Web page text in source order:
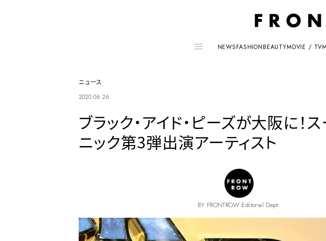
NEWSFASHIONBEAUTYMOVIE / TV
ニュース
2020.06.26
ブラック・アイド・ピーズが大阪に！
ニック第3弾出演アーティスト
BY FRONTROW Editorial Dept.